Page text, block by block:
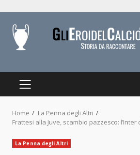
content
PRIMARY
Home
La Penna degli Altri
Frattesi alla Juve, scambio pazzesco:
La Penna degli Altri